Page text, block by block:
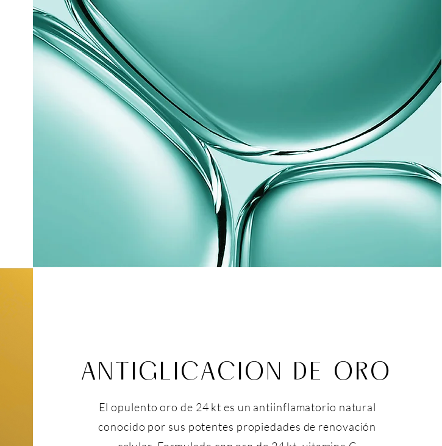
ANTIGLICACION DE ORO
El opulento oro de 24 kt es un antiinflamatorio natural
conocido por sus potentes propiedades de renovación